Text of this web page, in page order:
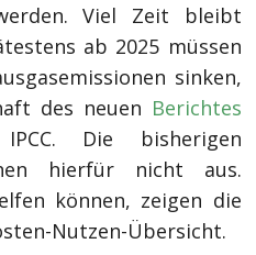
Viel Zeit bleibt
ab 2025 müssen
sinken,
des neuen Berichtes
Die bisherigen
hierfür nicht aus.
können, zeigen die
Nutzen-Übersicht.